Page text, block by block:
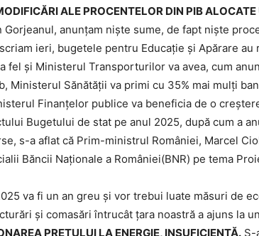
ALE PROCENTELOR DIN PIB
Gorjeanul, anunțam niște sume, de fapt niște
ieri, bugetele pentru Educație și Apărare
fel și Ministerul Transporturilor va avea, cum
Ministerul Sănătății va primi cu 35% mai mulți
Finanțelor publice va beneficia de o
Bugetului de stat pe anul 2025, după cum a
s-a aflat că Prim-ministrul României, Marcel
Băncii Naționale a României(BNR) pe tema
va fi un an greu și vor trebui luate măsuri de
și comasări întrucât țara noastră a ajuns la
PREȚULUI LA ENERGIE, INSUFICIENTĂ. S-